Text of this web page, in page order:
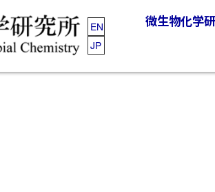
EN
JP
微生物化学